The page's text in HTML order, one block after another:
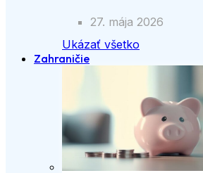
27. mája 2026
Ukázať všetko
Zahraničie